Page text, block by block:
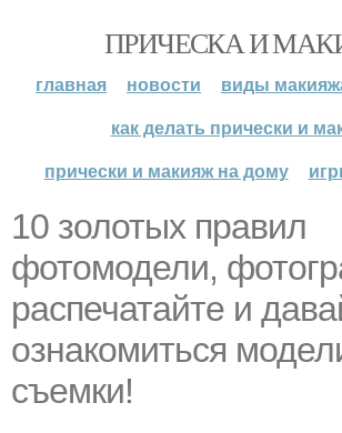
ПРИЧЕСКА И
главная новости
виды
как делать прически и
прически и макияж на дому
10 золотых правил
фотомодели,
распечатайте и
ознакомиться
съемки!